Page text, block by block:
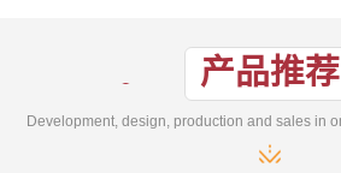
产品推荐